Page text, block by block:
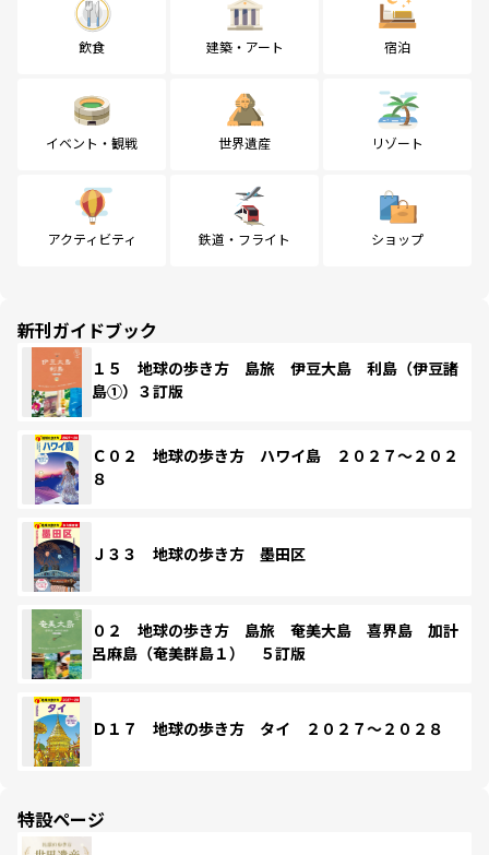
飲食 建築・アート 宿泊
イベント・観戦 世界遺産 リゾート
アクティビティ 鉄道・フライト ショップ
新刊ガイドブック
１５ 地球の歩き方 島旅 伊豆大島 利島（伊豆諸
島①）３訂版
Ｃ０２ 地球の歩き方 ハワイ島 ２０２７～２０２
８
Ｊ３３ 地球の歩き方 墨田区
０２ 地球の歩き方 島旅 奄美大島 喜界島 加計
呂麻島（奄美群島１） ５訂版
Ｄ１７ 地球の歩き方 タイ ２０２７～２０２８
特設ページ